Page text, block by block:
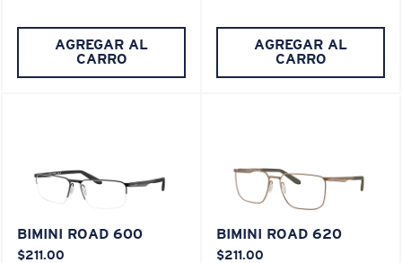
¿Se ajusta en las dos últimas posiciones?
AGREGAR AL
CARRO
AGREGAR AL
CARRO
BIMINI ROAD 600
$211.00
BIMINI ROAD 620
$211.00